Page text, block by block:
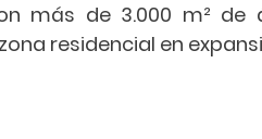
más de 3.000 m² de
residencial en